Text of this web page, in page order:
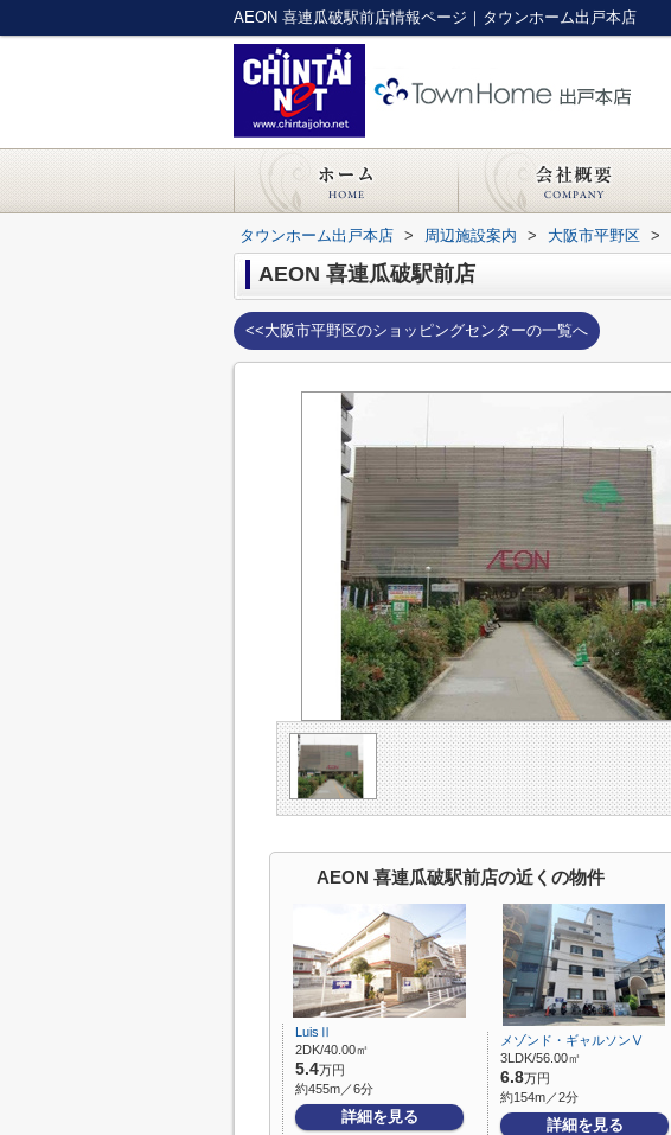
AEON 喜連瓜破駅前店情報ページ｜タウンホーム出戸本店
タウンホーム出戸本店 > 周辺施設案内 > 大阪市平野区 >
AEON 喜連瓜破駅前店
<<大阪市平野区のショッピングセンターの一覧へ
AEON 喜連瓜破駅前店の近くの物件
LuisⅡ
2DK/40.00㎡
5.4万円
約455m／6分
詳細を見る
メゾンド・ギャルソンⅤ
3LDK/56.00㎡
6.8万円
約154m／2分
詳細を見る